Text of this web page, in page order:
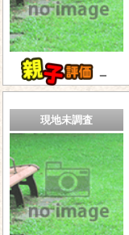
－
現地未調査